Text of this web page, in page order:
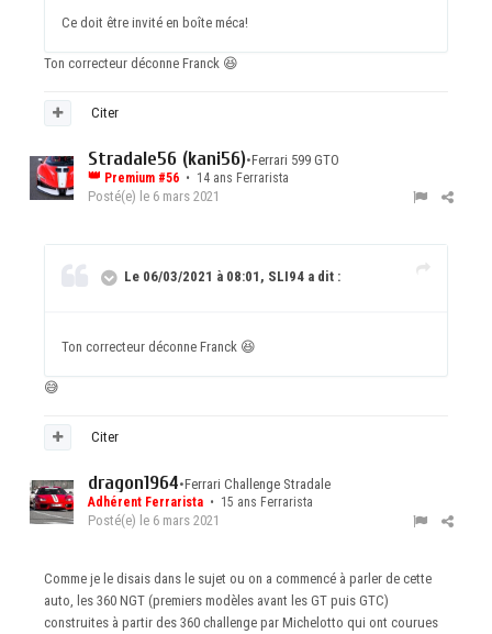
Ce doit être invité en boîte méca!
Ton correcteur déconne Franck 😆
Citer
Stradale56 (kani56)•Ferrari 599 GTO
👑 Premium #56 • 14 ans Ferrarista
Posté(e) le 6 mars 2021
Le 06/03/2021 à 08:01, SLI94 a dit :
Ton correcteur déconne Franck 😆
😅
Citer
dragon1964•Ferrari Challenge Stradale
Adhérent Ferrarista • 15 ans Ferrarista
Posté(e) le 6 mars 2021
Comme je le disais dans le sujet ou on a commencé à parler de cette
auto, les 360 NGT (premiers modèles avant les GT puis GTC)
construites à partir des 360 challenge par Michelotto qui ont courues